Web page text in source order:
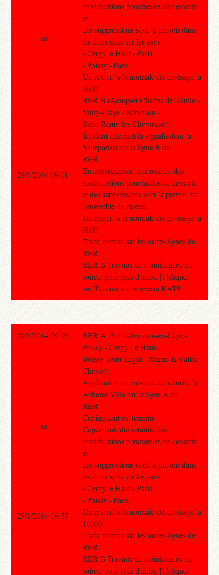
modifications ponctuelles de desserte
et
des suppressions sont `a prevoir dans
les deux sens sur les axes :
- Cergy le Haut - Paris
- Poissy - Paris
Un retour `a la normale est envisage `a
9h00.
RER B (Aeroport Charles de Gaulle -
Mitry-Claye - Robinson -
Saint-Remy-les-Chevreuse) :
Incident affectant la signalisation `a
Villeparisis sur la ligne B du
RER.
En consequence, des retards, des
modifications ponctuelles de desserte
et des suppressions sont `a prevoir sur
l'ensemble du reseau.
Un retour `a la normale est envisage `a
9h00.
Trafic normal sur les autres lignes de
RER.
RER B Travaux de maintenance en
soiree, pour plus d'infos, [1]cliquer
sur Travaux sur le reseau RATP.
au
29/1/2014 09:01
29/1/2014 09:09
RER A (Saint-Germain-en-Laye -
Poissy - Cergy Le Haut-
Boissy-Saint-Leger - Marne-la-Vallee -
Chessy) :
Application de mesures de securite `a
Acheres Ville sur la ligne A du
RER.
Cet incident est termine.
Cependant, des retards, des
modifications ponctuelles de desserte
et
des suppressions sont `a prevoir dans
les deux sens sur les axes :
- Cergy le Haut - Paris
- Poissy - Paris
Un retour `a la normale est envisage `a
10h00.
Trafic normal sur les autres lignes de
RER.
RER B Travaux de maintenance en
soiree, pour plus d'infos, [1]cliquer
au
29/1/2014 09:57